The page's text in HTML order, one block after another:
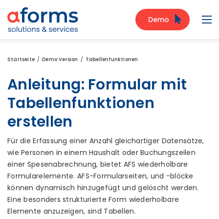
Zum Inhalt
Zum Menü
Zur Suche
Demo
Startseite Demo Version Tabellenfunktionen
Anleitung: Formular mit
Tabellenfunktionen
erstellen
Für die Erfassung einer Anzahl gleichartiger Datensätze,
wie Personen in einem Haushalt oder Buchungszeilen
einer Spesenabrechnung, bietet AFS wiederholbare
Formularelemente. AFS-Formularseiten, und -blöcke
können dynamisch hinzugefügt und gelöscht werden.
Eine besonders strukturierte Form wiederholbare
Elemente anzuzeigen, sind Tabellen.